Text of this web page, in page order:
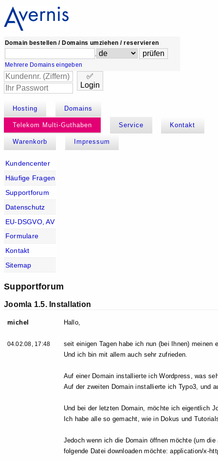
Domain bestellen / Domains umziehen / reservieren
.
Mehrere Domains eingeben
✅
Login
Hosting Domains
Telekom Multi-Guthaben Service Kontakt
Warenkorb Impressum
Kundencenter
Häufige Fragen
Supportforum
Datenschutz
EU-DSGVO, AV
Formulare
Kontakt
Sitemap
Supportforum
Joomla 1.5. Installation
michel
04.02.08, 17:48
Hallo,
seit einigen Tagen habe ich nun (bei Ihnen)
Und ich bin mit allem auch sehr zufrieden.
Auf einer Domain installierte ich Wordpress, was
Auf der zweiten Domain installierte ich Typo3, und
Und bei der letzten Domain, möchte ich eigentlich
Ich habe alle so gemacht, wie in Dokus und
Jedoch wenn ich die Domain öffnen möchte (um
folgende Datei downloaden möchte: application/x-